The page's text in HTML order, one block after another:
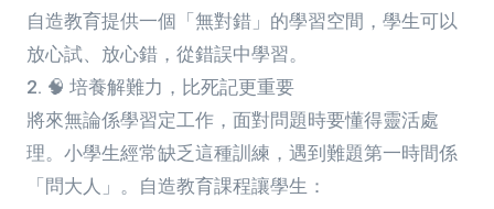
自造教育提供一個「無對錯」的學習空間，學生可以
放心試、放心錯，從錯誤中學習。
2. 🧠 培養解難力，比死記更重要
將來無論係學習定工作，面對問題時要懂得靈活處
理。小學生經常缺乏這種訓練，遇到難題第一時間係
「問大人」。自造教育課程讓學生：